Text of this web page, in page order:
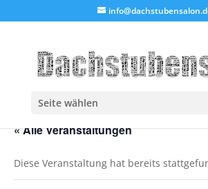
Seite wählen
« Alle Veranstaltungen
Diese Veranstaltung hat bereits